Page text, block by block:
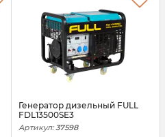
Генератор дизельный FULL
FDL13500SE3
Артикул: 37598